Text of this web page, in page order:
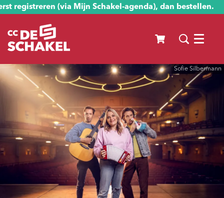
registreren (via Mijn Schakel-agenda), dan bestellen.
Menu
Sofie Silbermann